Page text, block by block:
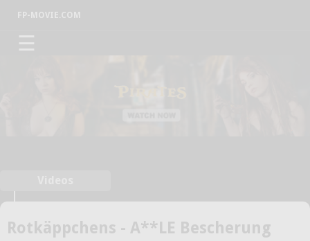
FP-MOVIE.COM
☰
Rotkäppchens - A**LE Bescherung